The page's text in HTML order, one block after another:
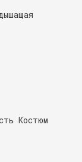
Костюм